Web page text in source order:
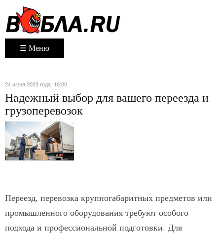
☰ Меню
24 июня 2023 года. 16:00
Надежный выбор для вашего переезда и
грузоперевозок
Переезд, перевозка крупногабаритных предметов или
промышленного оборудования требуют особого
подхода и профессиональной подготовки. Для